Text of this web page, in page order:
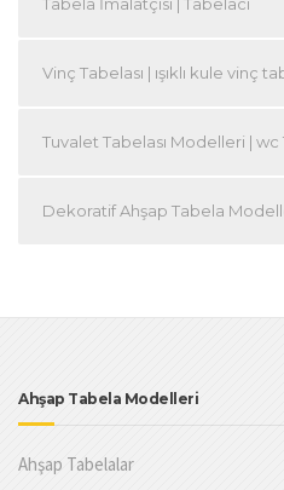
Vinç Tabelası | ışıklı kule vinç
Tuvalet Tabelası Modelleri | wc
Dekoratif Ahşap Tabela
Ahşap Tabela Modelleri
Ahşap Tabelalar